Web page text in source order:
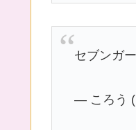
セブンガ
— ころう